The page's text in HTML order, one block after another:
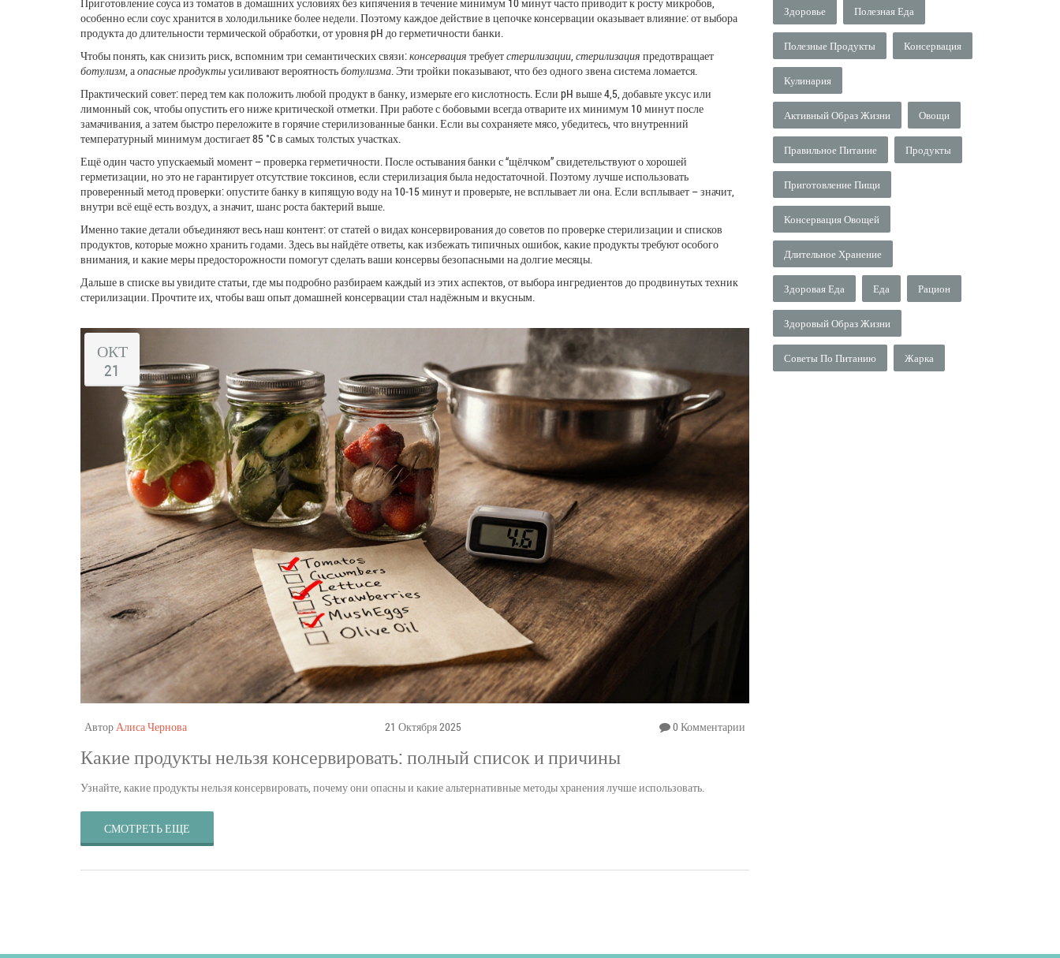
особенно если соус хранится в холодильнике более недели. Поэтому каждое действие в цепочке консервации оказывает влияние: от выбора
продукта до длительности термической обработки, от уровня pH до герметичности банки.
Чтобы понять, как снизить риск, вспомним три семантических связи:консервация требуетстерилизации стерилизация предотвращает
ботулизм , аопасные продуктыусиливают вероятностьботулизма . Эти тройки показывают, что без одного звена система ломается.
Практический совет: перед тем как положить любой продукт в банку, измерьте его кислотность. Если pH выше 4,5, добавьте уксус или
лимонный сок, чтобы опустить его ниже критической отметки. При работе с бобовыми всегда отварите их минимум 10 минут после
замачивания, а затем быстро переложите в горячие стерилизованные банки. Если вы сохраняете мясо, убедитесь, что внутренний
температурный минимум достигает 85 °C в самых толстых участках.
Ещё один часто упускаемый момент – проверка герметичности. После остывания банки с “щёлчком” свидетельствуют о хорошей
герметизации, но это не гарантирует отсутствие токсинов, если стерилизация была недостаточной. Поэтому лучше использовать
проверенный метод проверки: опустите банку в кипящую воду на 10‑15 минут и проверьте, не всплывает ли она. Если всплывает – значит,
внутри всё ещё есть воздух, а значит, шанс роста бактерий выше.
Именно такие детали объединяют весь наш контент: от статей о видах консервирования до советов по проверке стерилизации и списков
продуктов, которые можно хранить годами. Здесь вы найдёте ответы, как избежать типичных ошибок, какие продукты требуют особого
внимания, и какие меры предосторожности помогут сделать ваши консервы безопасными на долгие месяцы.
Дальше в списке вы увидите статьи, где мы подробно разбираем каждый из этих аспектов, от выбора ингредиентов до продвинутых техник
стерилизации. Прочтите их, чтобы ваш опыт домашней консервации стал надёжным и вкусным.
ОКТ
21
АвторАлиса Чернова 21 Октября 2025 0 Комментарии
Какие продукты нельзя консервировать: полный список и причины
Узнайте, какие продукты нельзя консервировать, почему они опасны и какие альтернативные методы хранения лучше использовать.
СМОТРЕТЬ ЕЩЕ
Здоровье Полезная Еда
Полезные Продукты Консервация
Кулинария
Активный Образ Жизни Овощи
Правильное Питание Продукты
Приготовление Пищи
Консервация Овощей
Длительное Хранение
Здоровая Еда Еда Рацион
Здоровый Образ Жизни
Советы По Питанию Жарка